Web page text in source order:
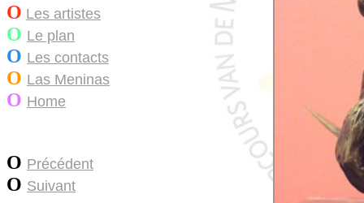
O Les artistes
O Le plan
O Les contacts
O Las Meninas
O Home
O Précédent
O Suivant